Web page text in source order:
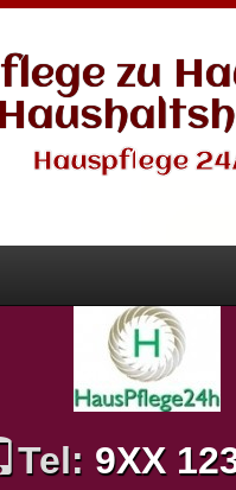
zu
Hauspflege
Tel: 9XX